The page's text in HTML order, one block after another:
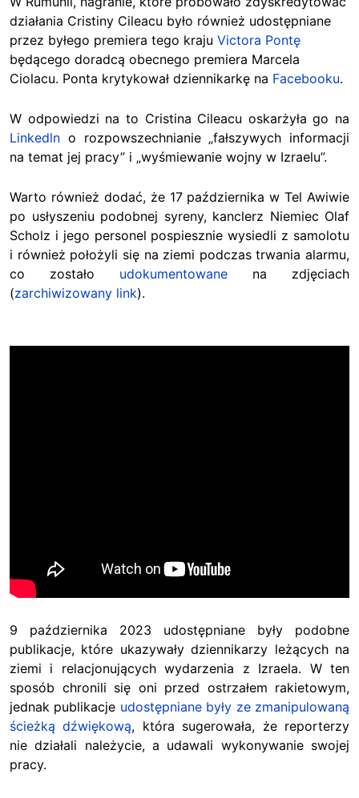
działania Cristiny Cileacu było również udostępniane
przez byłego premiera tego kraju Victora Pontę
będącego doradcą obecnego premiera Marcela
Ciolacu. Ponta krytykował dziennikarkę na Facebooku.
W odpowiedzi na to Cristina Cileacu oskarżyła go na
Linkedln o rozpowszechnianie „fałszywych informacji
na temat jej pracy” i „wyśmiewanie wojny w Izraelu”.
Warto również dodać, że 17 października w Tel Awiwie
po usłyszeniu podobnej syreny, kanclerz Niemiec Olaf
Scholz i jego personel pospiesznie wysiedli z samolotu
i również położyli się na ziemi podczas trwania alarmu,
co zostało udokumentowane na zdjęciach
(zarchiwizowany link).
9 października 2023 udostępniane były podobne
publikacje, które ukazywały dziennikarzy leżących na
ziemi i relacjonujących wydarzenia z Izraela. W ten
sposób chronili się oni przed ostrzałem rakietowym,
jednak publikacje udostępniane były ze zmanipulowaną
ścieżką dźwiękową, która sugerowała, że reporterzy
nie działali należycie, a udawali wykonywanie swojej
pracy.